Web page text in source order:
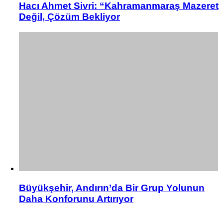
Hacı Ahmet Sivri: “Kahramanmaraş Mazeret
Değil, Çözüm Bekliyor
Büyükşehir, Andırın’da Bir Grup Yolunun
Daha Konforunu Artırıyor